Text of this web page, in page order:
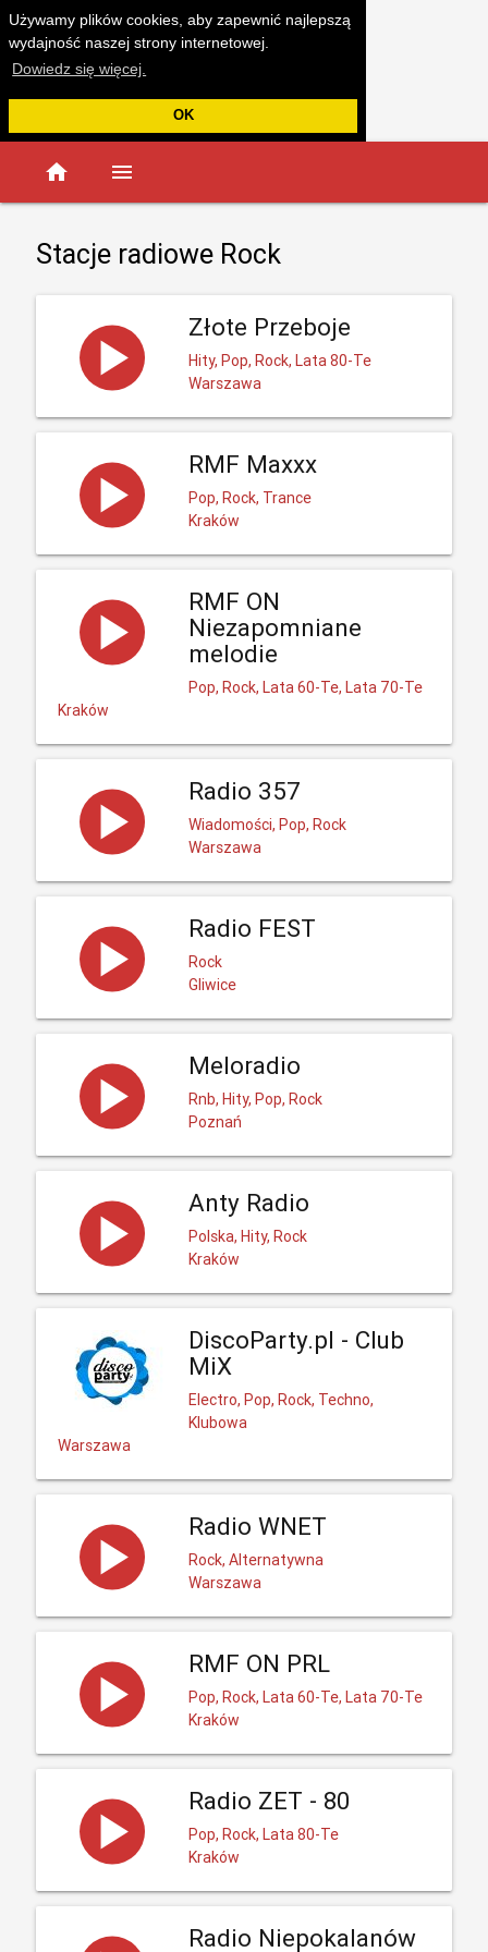
Używamy plików cookies, aby zapewnić najlepszą
wydajność naszej strony internetowej.
Dowiedz się więcej.
OK
home menu
Stacje radiowe Rock
Złote Przeboje
Hity, Pop, Rock, Lata 80-Te
Warszawa
RMF Maxxx
Pop, Rock, Trance
Kraków
RMF ON
Niezapomniane
melodie
Pop, Rock, Lata 60-Te, Lata 70-Te
Kraków
Radio 357
Wiadomości, Pop, Rock
Warszawa
Radio FEST
Rock
Gliwice
Meloradio
Rnb, Hity, Pop, Rock
Poznań
Anty Radio
Polska, Hity, Rock
Kraków
DiscoParty.pl - Club
MiX
Electro, Pop, Rock, Techno,
Klubowa
Warszawa
Radio WNET
Rock, Alternatywna
Warszawa
RMF ON PRL
Pop, Rock, Lata 60-Te, Lata 70-Te
Kraków
Radio ZET - 80
Pop, Rock, Lata 80-Te
Kraków
Radio Niepokalanów